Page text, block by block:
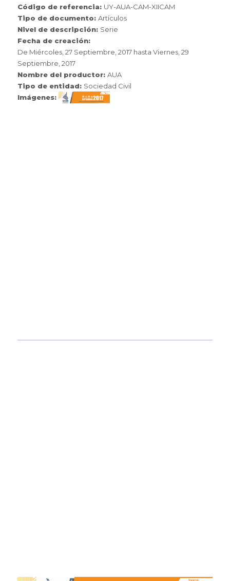
Código de referencia: UY-AUA-CAM-XIICAM
Tipo de documento:Artículos
Nivel de descripción: Serie
Fecha de creación:
De Miércoles, 27 Septiembre, 2017 hastaViernes, 29
Septiembre, 2017
Nombre del productor:AUA
Tipo de entidad: Sociedad Civil
Imágenes: